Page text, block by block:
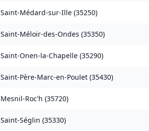
Saint-Médard-sur-Ille (35250)
Saint-Méloir-des-Ondes (35350)
Saint-Onen-la-Chapelle (35290)
Saint-Père-Marc-en-Poulet (35430)
Mesnil-Roc'h (35720)
Saint-Séglin (35330)